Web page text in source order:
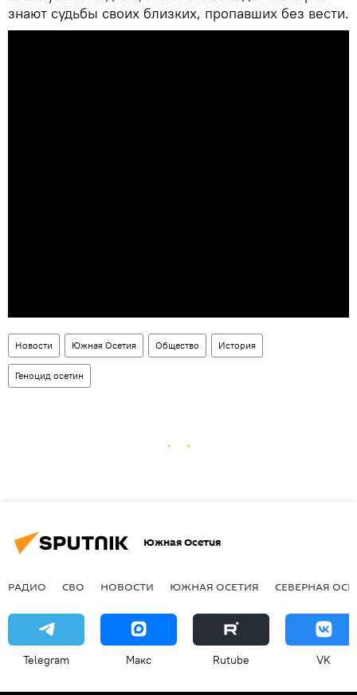
знают судьбы своих близких, пропавших без вести.
Новости Южная Осетия Общество История
Геноцид осетин
Южная Осетия
РАДИО СВО НОВОСТИ ЮЖНАЯ ОСЕТИЯ СЕВЕРНАЯ
Telegram Макс Rutube VK